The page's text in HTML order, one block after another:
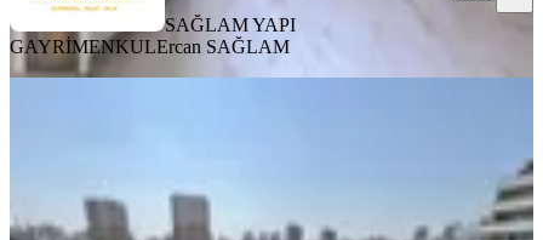
SAĞLAM YAPI
GAYRİMENKULErcan SAĞLAM
Seyhan, Gürselpaşa Mahallesi
4+1·180 m²·4. Kat ·05.08.2026